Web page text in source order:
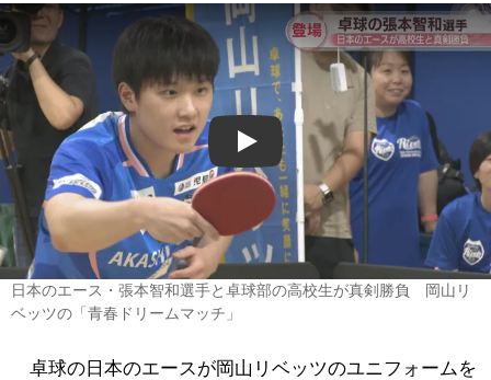
Play
日本のエース・張本智和選手と卓球部の高校生が真剣勝負 岡山リ
ベッツの「青春ドリームマッチ」
卓球の日本のエースが岡山リベッツのユニフォームを